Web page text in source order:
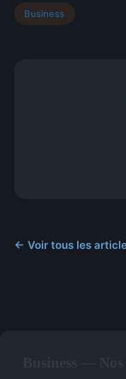
Business
← Voir tous les